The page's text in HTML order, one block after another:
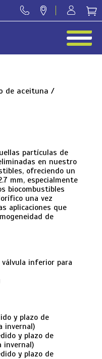
de aceituna /
partículas de
en nuestro
ofreciendo un
mm, especialmente
biocombustibles
una vez
aplicaciones que
de
inferior para
y plazo de
invernal)
y plazo de
invernal)
y plazo de